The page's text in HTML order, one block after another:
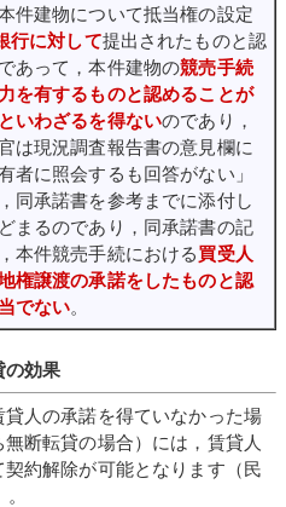
件建物について抵当権の設定
行に対して提出されたものと認
あって，本件建物の競売手続
を有するものと認めることが
いわざるを得ないのであり，
は現況調査報告書の意見欄に
者に照会するも回答がない」
同承諾書を参考までに添付し
まるのであり，同承諾書の記
本件競売手続における買受人
権譲渡の承諾をしたものと認
でない。
の効果
貸人の承諾を得ていなかった場
断転貸の場合）には，賃貸人
契約解除が可能となります（民